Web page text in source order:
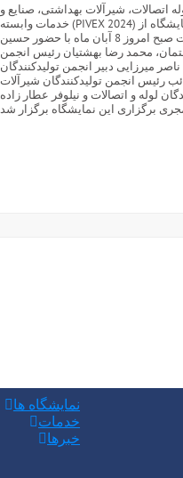
اتصالات، شیرآلات بهداشتی، صنایع و
خدمات وابسته (PIVEX 2024) با هدف بررسی فرصت‌ها و چالش‌های این نمایشگاه از
دید ذینفعان آن برگزار شد. این نشست صبح امروز 8 آبان ماه با حضور حسین
محمد رضا بهشتیان رئیس انجمن
میرزایی دبیر انجمن تولیدکنندگان
رئیس انجمن تولیدکنندگان شیرآلات
لوله و اتصالات و نیلوفر عطار زاده
نمایشگاه ها
خدمات
خبرها